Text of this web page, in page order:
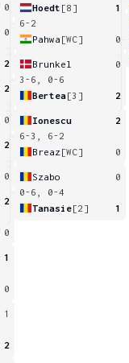
0
0
2
2
0
2
0
2
0
1
0
1
2
Hoedt [8]
1
6-2
Pahwa [WC] 0
Brunkel
0
3-6, 0-6
Bertea[3] 2
Ionescu
2
6-3, 6-2
Breaz [WC] 0
Szabo
0
0-6, 0-4
Tanasie[2] 1